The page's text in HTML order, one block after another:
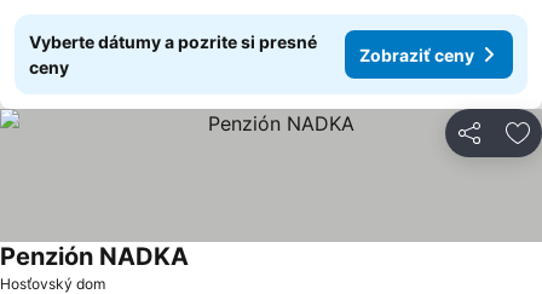
Vyberte dátumy a pozrite si presné
ceny
Zobraziť ceny
Zdieľať
Hosťovský dom
Penzión NADKAZobraziť ceny